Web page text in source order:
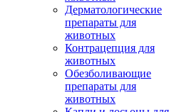
Дерматологические
препараты для
животных
Контрацепция для
животных
Обезболивающие
препараты для
животных